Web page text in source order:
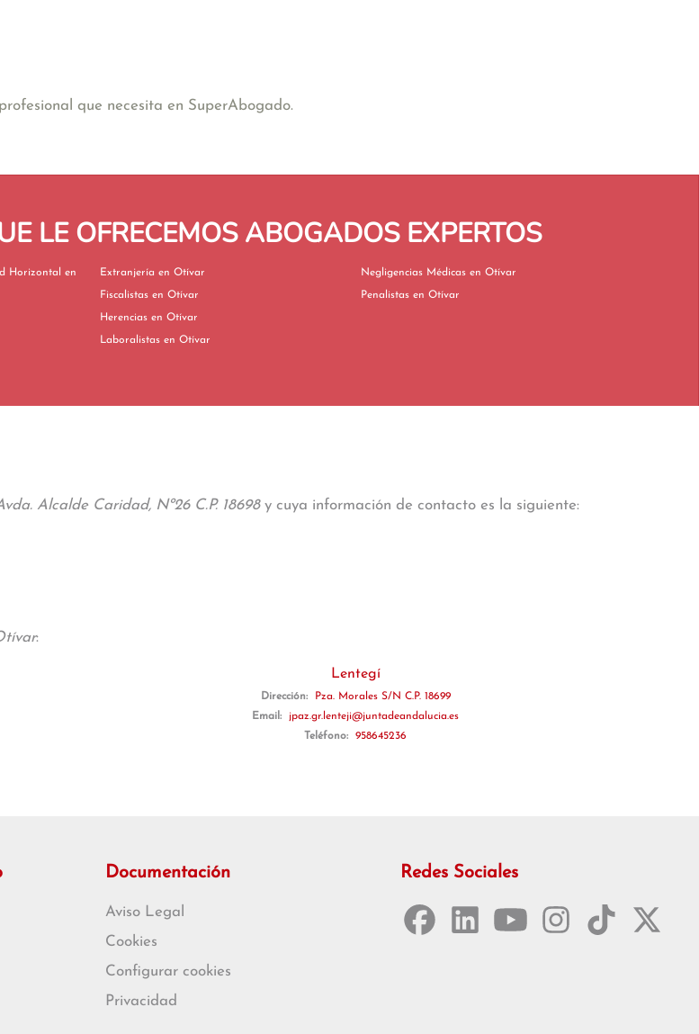
que necesita en SuperAbogado.
LE OFRECEMOS ABOGADOS EXPERTOS
en
Extranjería en Otívar
Fiscalistas en Otívar
Herencias en Otívar
Laboralistas en Otívar
Negligencias Médicas en Otívar
Penalistas en Otívar
Alcalde Caridad, Nº26 C.P. 18698y cuya información de contacto es la siguiente:
:
Lentegí
Dirección:
Pza. Morales S/N C.P. 18699
Email:
jpaz.gr.lenteji@juntadeandalucia.es
Teléfono:
958645236
Documentación
Aviso Legal
Cookies
Configurar cookies
Privacidad
Redes Sociales